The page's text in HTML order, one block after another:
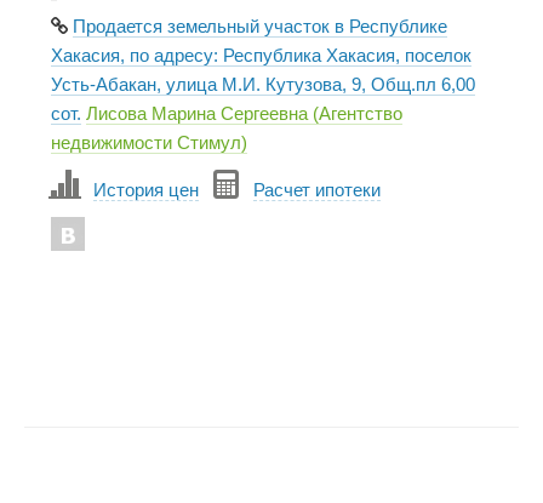
Продается земельный участок в Республике
Хакасия, по адресу: Республика Хакасия, поселок
Усть-Абакан, улица М.И. Кутузова, 9, Общ.пл 6,00
сот. Лисова Марина Сергеевна (Агентство
недвижимости Стимул)
История цен Расчет ипотеки